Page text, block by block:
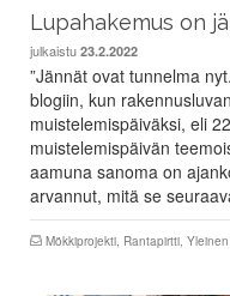
Lupahakemus on
julkaistu 23.2.2022
”Jännät ovat tunnelma
blogiin, kun
muistelemispäiväksi, eli
muistelemispäivän
aamuna sanoma on
arvannut, mitä se
Mökkiprojekti, Rantapirtti, Yleinen